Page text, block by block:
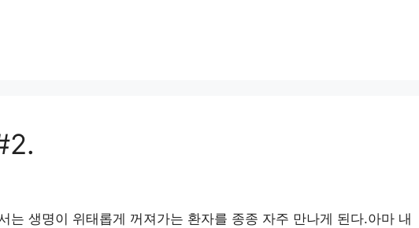
는 생명이 위태롭게 꺼져가는 환자를 종종 자주 만나게 된다.아마 내